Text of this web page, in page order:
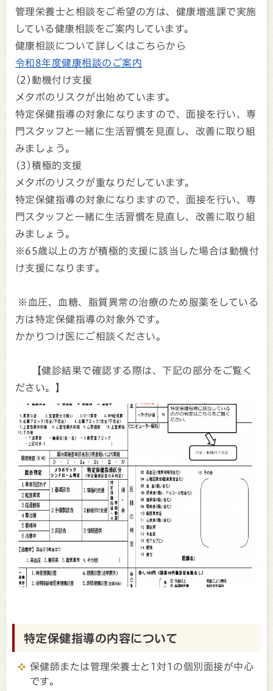
管理栄養士と相談をご希望の方は、健康増進課で実施
している健康相談をご案内しています。
健康相談について詳しくはこちらから
令和8年度健康相談のご案内
(2)動機付け支援
メタボのリスクが出始めています。
特定保健指導の対象になりますので、面接を行い、専
門スタッフと一緒に生活習慣を見直し、改善に取り組
みましょう。
(3)積極的支援
メタボのリスクが重なりだしています。
特定保健指導の対象になりますので、面接を行い、専
門スタッフと一緒に生活習慣を見直し、改善に取り組
みましょう。
※65歳以上の方が積極的支援に該当した場合は動機付
け支援になります。
※血圧、血糖、脂質異常の治療のため服薬をしている
方は特定保健指導の対象外です。
かかりつけ医にご相談ください。
【健診結果で確認する際は、下記の部分をご覧く
ださい。】
特定保健指導の内容について
保健師または管理栄養士と1対1の個別面接が中心
です。